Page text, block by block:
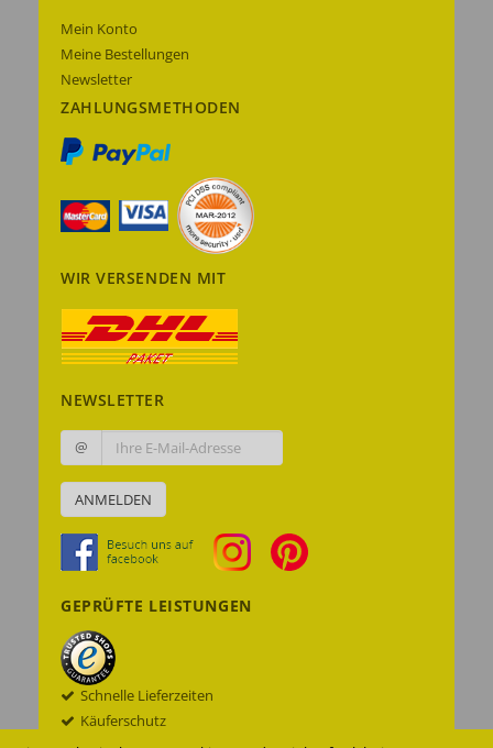
Mein Konto
Meine Bestellungen
Newsletter
ZAHLUNGSMETHODEN
WIR VERSENDEN MIT
NEWSLETTER
@
ANMELDEN
GEPRÜFTE LEISTUNGEN
Schnelle Lieferzeiten
Käuferschutz